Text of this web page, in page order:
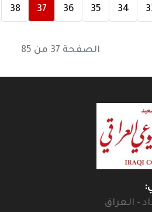
34
35
36
37
38
الصفحة 37 من 85
- العراق